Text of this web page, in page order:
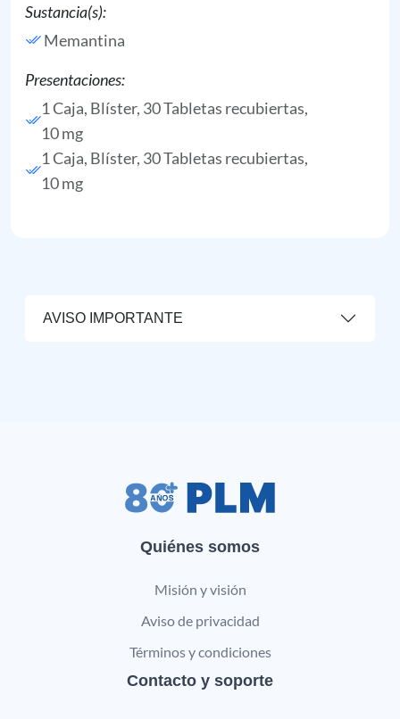
Sustancia(s):
Memantina
Presentaciones:
1 Caja, Blíster, 30 Tabletas recubiertas,
10 mg
1 Caja, Blíster, 30 Tabletas recubiertas,
10 mg
AVISO IMPORTANTE
Quiénes somos
Misión y visión
Aviso de privacidad
Términos y condiciones
Contacto y soporte